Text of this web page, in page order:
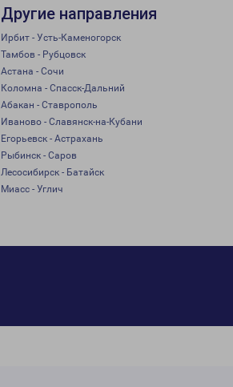
Другие направления
Ирбит - Усть-Каменогорск
Тамбов - Рубцовск
Астана - Сочи
Коломна - Спасск-Дальний
Абакан - Ставрополь
Иваново - Славянск-на-Кубани
Егорьевск - Астрахань
Рыбинск - Саров
Лесосибирск - Батайск
Миасс - Углич